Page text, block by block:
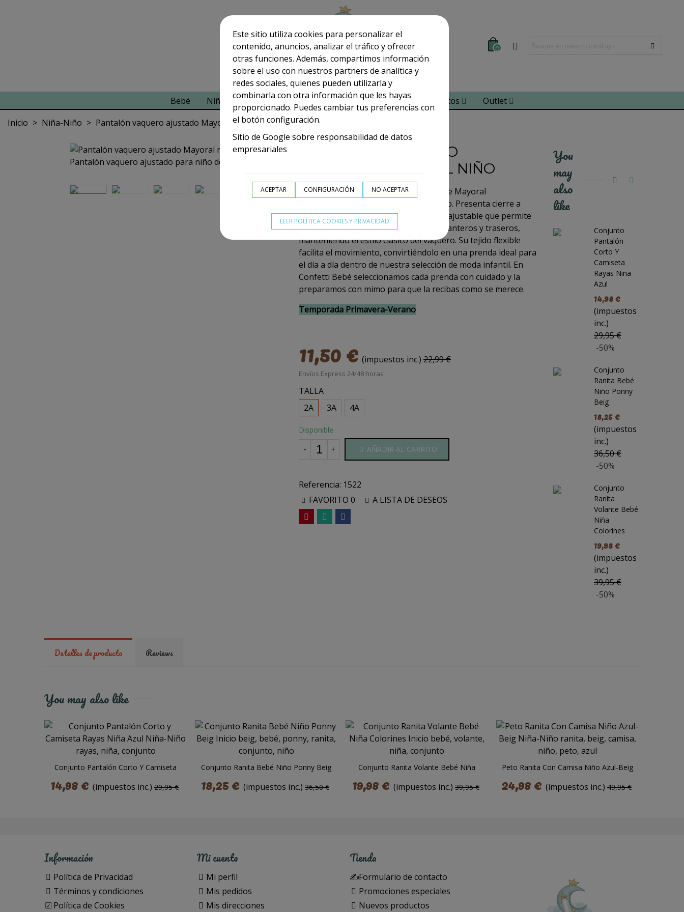
Este sitio utiliza cookies para personalizar el
contenido, anuncios, analizar el tráfico y ofrecer
otras funciones. Además, compartimos información
sobre el uso con nuestros partners de analítica y
redes sociales, quienes pueden utilizarla y
combinarla con otra información que les hayas
proporcionado. Puedes cambiar tus preferencias con
el botón configuración.
Sitio de Google sobre responsabilidad de datos
empresariales
ACEPTAR CONFIGURACIÓN NO ACEPTAR
LEER POLÍTICA COOKIES Y PRIVACIDAD
0
Bebé Niña-Niño Ceremonia New Collection Complementos
Outlet
Inicio > Niña-Niño > Pantalón vaquero ajustado Mayoral niño
PANTALÓN VAQUERO
AJUSTADO MAYORAL NIÑO
Pantalón vaquero ajustado para niño de Mayoral
confeccionado en tejido suave y cómodo. Presenta cierre a
presión en la cintura y elástico interior ajustable que permite
un mejor ajuste. Incorpora bolsillos delanteros y traseros,
manteniendo el estilo clásico del vaquero. Su tejido flexible
facilita el movimiento, convirtiéndolo en una prenda ideal para
el día a día dentro de nuestra selección de moda infantil. En
Confetti Bebé seleccionamos cada prenda con cuidado y la
preparamos con mimo para que la recibas como se merece.
Temporada Primavera-Verano
11,50 € (impuestos inc.) 22,99 €
Envíos Express 24/48 horas
TALLA
2A
3A 4A
Disponible
- + AÑADIR AL CARRITO
Referencia: 1522
FAVORITO 0 A LISTA DE DESEOS
You
may
also
like
Conjunto
Pantalón
Corto Y
Camiseta
Rayas Niña
Azul
14,98 €
(impuestos
inc.)
29,95 €
-50%
Conjunto
Ranita Bebé
Niño Ponny
Beig
18,25 €
(impuestos
inc.)
36,50 €
-50%
Conjunto
Ranita
Volante Bebé
Niña
Colorines
19,98 €
(impuestos
inc.)
39,95 €
-50%
Detalles de producto Reviews
You may also like
Conjunto Pantalón Corto Y Camiseta
14,98 € (impuestos inc.) 29,95 €
Conjunto Ranita Bebé Niño Ponny Beig
18,25 € (impuestos inc.) 36,50 €
Conjunto Ranita Volante Bebé Niña
19,98 € (impuestos inc.) 39,95 €
Peto Ranita Con Camisa Niño Azul-Beig
24,98 € (impuestos inc.) 49,95 €
Información
Política de Privacidad
Términos y condiciones
Política de Cookies
Mi cuenta
Mi perfil
Mis pedidos
Mis direcciones
Tienda
Formulario de contacto
Promociones especiales
Nuevos productos